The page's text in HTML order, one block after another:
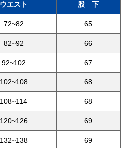
ウエスト 股 下
72~82 65
82~92 66
92~102 67
102~108 68
108~114 68
120~126 69
132~138 69